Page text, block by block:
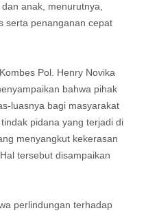
anak, menurutnya,
serta penanganan cepat
Pol. Henry Novika
bahwa pihak
luasnya bagi masyarakat
pidana yang terjadi di
menyangkut kekerasan
tersebut disampaikan
perlindungan terhadap